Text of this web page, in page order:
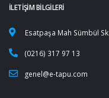
İLETİŞİM BİLGİLERİ
Esatpaşa Mah Sümbül
(0216) 317 97 13
genel@e-tapu.com